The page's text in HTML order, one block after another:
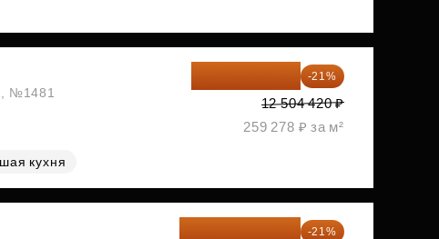
№1481
кухня
-21%
12 504 420 ₽
259 278 ₽ за м²
-21%